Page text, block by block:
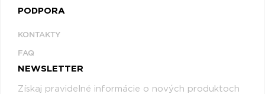
PODPORA
KONTAKTY
FAQ
NEWSLETTER
Získaj pravidelné informácie o nových produktoch